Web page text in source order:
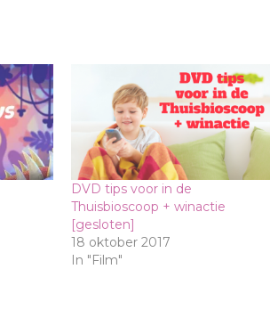
DVD tips voor in de
Thuisbioscoop + winactie
[gesloten]
18 oktober 2017
In "Film"